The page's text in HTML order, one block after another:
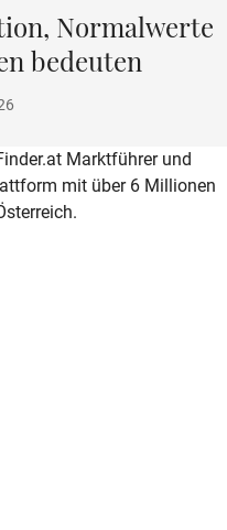
Normalwerte
bedeuten
Marktführer und
mit über 6 Millionen